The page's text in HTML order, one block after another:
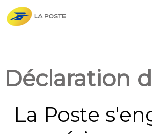
Déclaration
La Poste